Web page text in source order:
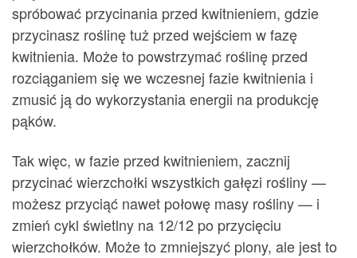
spróbować przycinania przed kwitnieniem, gdzie
przycinasz roślinę tuż przed wejściem w fazę
kwitnienia. Może to powstrzymać roślinę przed
rozciąganiem się we wczesnej fazie kwitnienia i
zmusić ją do wykorzystania energii na produkcję
pąków.
Tak więc, w fazie przed kwitnieniem, zacznij
przycinać wierzchołki wszystkich gałęzi rośliny —
możesz przyciąć nawet połowę masy rośliny — i
zmień cykl świetlny na 12/12 po przycięciu
wierzchołków. Może to zmniejszyć plony, ale jest to